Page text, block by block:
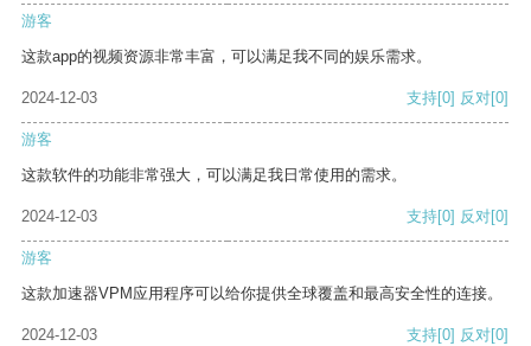
游客
这款app的视频资源非常丰富，可以满足我不同的娱乐需求。
2024-12-03 支持[0] 反对[0]
游客
这款软件的功能非常强大，可以满足我日常使用的需求。
2024-12-03 支持[0] 反对[0]
游客
这款加速器VPM应用程序可以给你提供全球覆盖和最高安全性的连接。
2024-12-03 支持[0] 反对[0]